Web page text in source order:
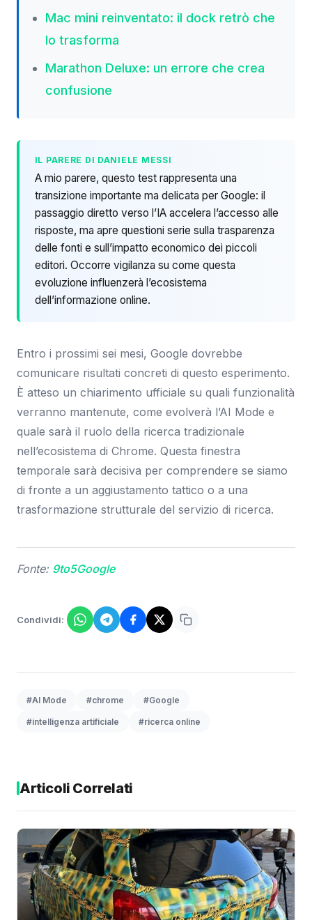
Mac mini reinventato: il dock retrò che
lo trasforma
Marathon Deluxe: un errore che crea
confusione
IL PARERE DI DANIELE MESSI
A mio parere, questo test rappresenta una
transizione importante ma delicata per Google: il
passaggio diretto verso l’IA accelera l’accesso alle
risposte, ma apre questioni serie sulla trasparenza
delle fonti e sull’impatto economico dei piccoli
editori. Occorre vigilanza su come questa
evoluzione influenzerà l’ecosistema
dell’informazione online.
Entro i prossimi sei mesi, Google dovrebbe
comunicare risultati concreti di questo esperimento.
È atteso un chiarimento ufficiale su quali funzionalità
verranno mantenute, come evolverà l’AI Mode e
quale sarà il ruolo della ricerca tradizionale
nell’ecosistema di Chrome. Questa finestra
temporale sarà decisiva per comprendere se siamo
di fronte a un aggiustamento tattico o a una
trasformazione strutturale del servizio di ricerca.
Fonte: 9to5Google
Condividi:
#AI Mode #chrome #Google
#intelligenza artificiale #ricerca online
Articoli Correlati